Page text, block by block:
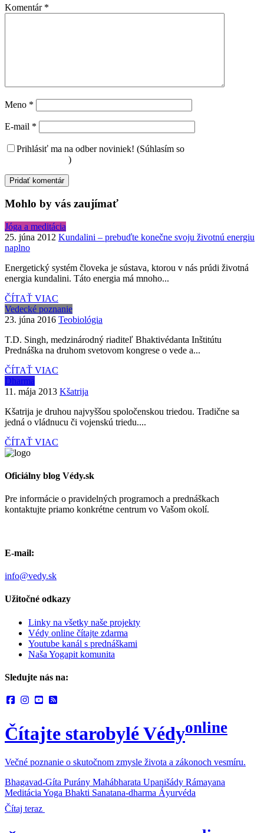
Komentár *
Meno *
E-mail *
Prihlásiť ma na odber noviniek! (Súhlasím so
)
Mohlo by vás zaujímať
Jóga a meditácia
25. júna 2012 Kundalini – prebuďte konečne svoju životnú energiu
naplno
Energetický systém človeka je sústava, ktorou v nás prúdi životná
energia kundalini. Táto energia má mnoho...
ČÍTAŤ VIAC
Vedecké poznanie
23. júna 2016 Teobiológia
T.D. Singh, medzinárodný riaditeľ Bhaktivédanta Inštitútu
Prednáška na druhom svetovom kongrese o vede a...
ČÍTAŤ VIAC
Dharma
11. mája 2013 Kšatrija
Kšatrija je druhou najvyššou spoločenskou triedou. Tradične sa
jedná o vládnucu či vojenskú triedu....
ČÍTAŤ VIAC
Oficiálny blog Védy.sk
Pre informácie o pravidelných programoch a prednáškach
kontaktujte priamo konkrétne centrum vo Vašom okolí.
E-mail:
info@vedy.sk
Užitočné odkazy
Linky na všetky naše projekty
Védy online čítajte zdarma
Youtube kanál s prednáškami
Naša Yogapit komunita
Sledujte nás na:
Čítajte starobylé Védyonline
Večné poznanie o skutočnom zmysle života a zákonoch vesmíru.
Bhagavad-Gíta Purány Mahábharata Upanišády Rámayana
Meditácia Yoga Bhakti Sanatana-dharma Áyurvéda
Čítaj teraz